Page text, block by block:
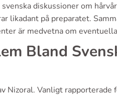
diskussioner om
likadant på preparatet.
är medvetna om
Bland
Nizoral. Vanligt rapporterade